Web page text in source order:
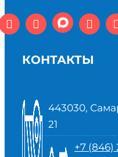
КОНТАКТЫ
443030,
21
+7